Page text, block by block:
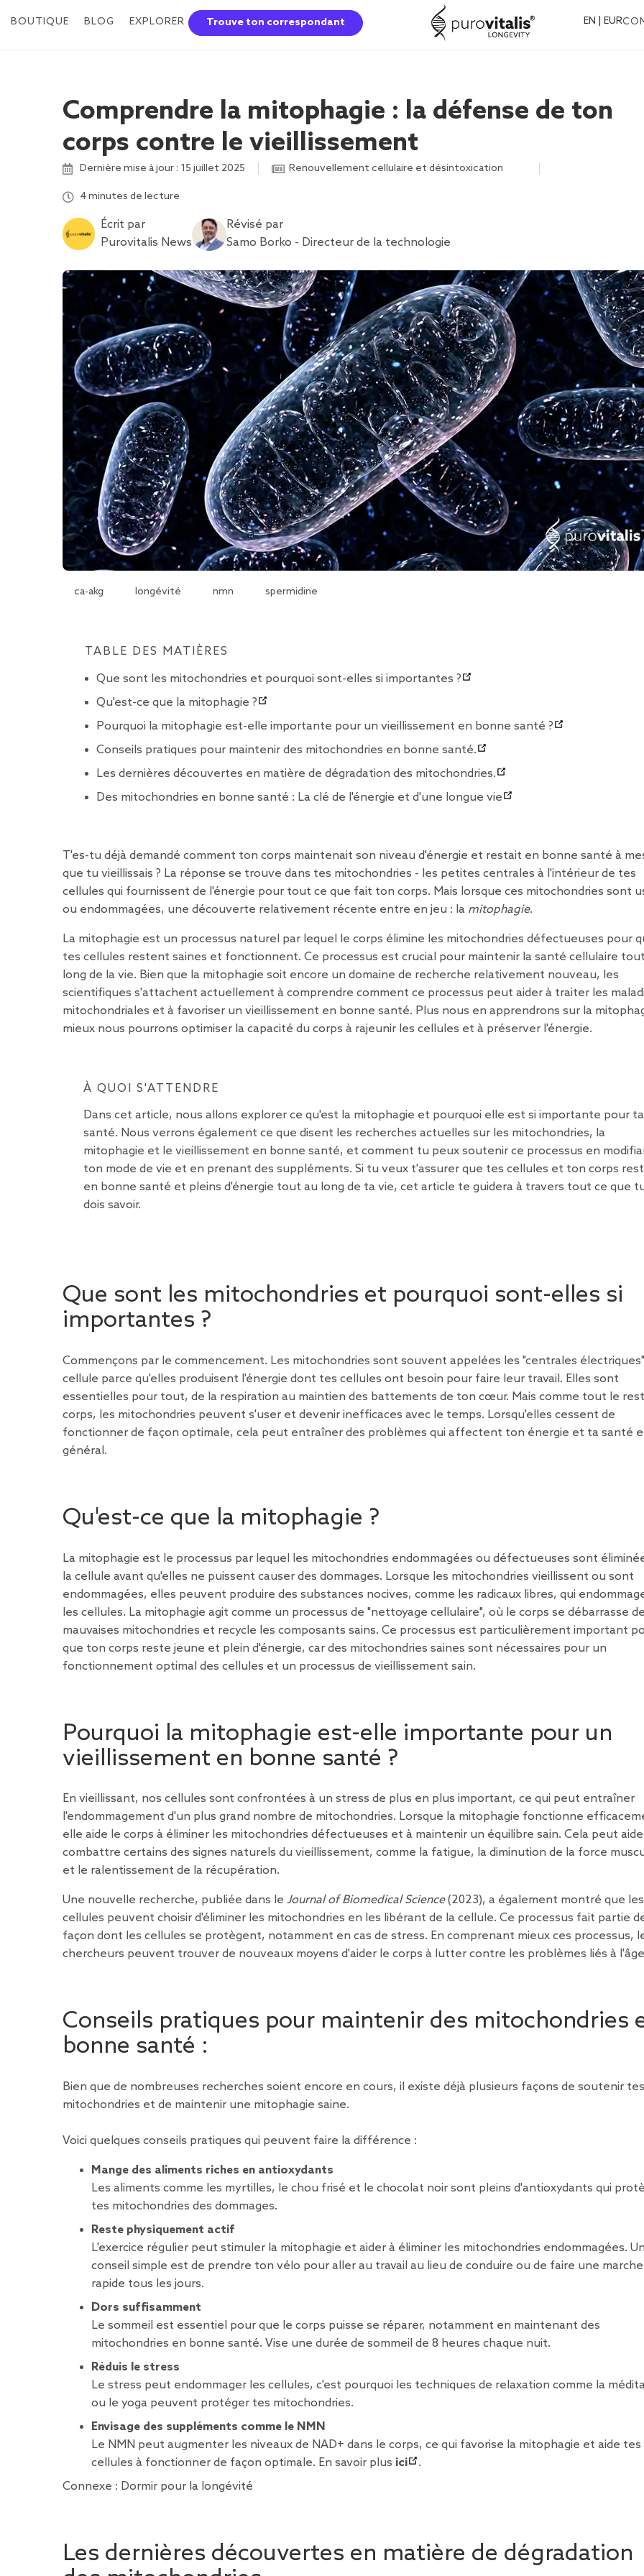
BOUTIQUE BLOG EXPLORER Trouve ton correspondant EN | EUR
Comprendre la mitophagie : la défense de ton
corps contre le vieillissement
Dernière mise à jour : 15 juillet 2025 Renouvellement cellulaire et désintoxication
4 minutes de lecture
Écrit par
Purovitalis News
Révisé par
Samo Borko - Directeur de la technologie
ca-akg longévité nmn spermidine
TABLE DES MATIÈRES
Que sont les mitochondries et pourquoi sont-elles si importantes ?
Qu'est-ce que la mitophagie ?
Pourquoi la mitophagie est-elle importante pour un vieillissement en bonne santé ?
Conseils pratiques pour maintenir des mitochondries en bonne santé.
Les dernières découvertes en matière de dégradation des mitochondries.
Des mitochondries en bonne santé : La clé de l'énergie et d'une longue vie
T'es-tu déjà demandé comment ton corps maintenait son niveau d'énergie et restait en bonne santé à
que tu vieillissais ? La réponse se trouve dans tes mitochondries - les petites centrales à l'intérieur de tes
cellules qui fournissent de l'énergie pour tout ce que fait ton corps. Mais lorsque ces mitochondries sont
ou endommagées, une découverte relativement récente entre en jeu : la mitophagie.
La mitophagie est un processus naturel par lequel le corps élimine les mitochondries défectueuses pour
tes cellules restent saines et fonctionnent. Ce processus est crucial pour maintenir la santé cellulaire
long de la vie. Bien que la mitophagie soit encore un domaine de recherche relativement nouveau, les
scientifiques s'attachent actuellement à comprendre comment ce processus peut aider à traiter les
mitochondriales et à favoriser un vieillissement en bonne santé. Plus nous en apprendrons sur la
mieux nous pourrons optimiser la capacité du corps à rajeunir les cellules et à préserver l'énergie.
À QUOI S'ATTENDRE
Dans cet article, nous allons explorer ce qu'est la mitophagie et pourquoi elle est si importante pour ta
santé. Nous verrons également ce que disent les recherches actuelles sur les mitochondries, la
mitophagie et le vieillissement en bonne santé, et comment tu peux soutenir ce processus en
ton mode de vie et en prenant des suppléments. Si tu veux t'assurer que tes cellules et ton corps
en bonne santé et pleins d'énergie tout au long de ta vie, cet article te guidera à travers tout ce que
dois savoir.
Que sont les mitochondries et pourquoi sont-elles si
importantes ?
Commençons par le commencement. Les mitochondries sont souvent appelées les "centrales
cellule parce qu'elles produisent l'énergie dont tes cellules ont besoin pour faire leur travail. Elles sont
essentielles pour tout, de la respiration au maintien des battements de ton cœur. Mais comme tout le
corps, les mitochondries peuvent s'user et devenir inefficaces avec le temps. Lorsqu'elles cessent de
fonctionner de façon optimale, cela peut entraîner des problèmes qui affectent ton énergie et ta santé
général.
Qu'est-ce que la mitophagie ?
La mitophagie est le processus par lequel les mitochondries endommagées ou défectueuses sont
la cellule avant qu'elles ne puissent causer des dommages. Lorsque les mitochondries vieillissent ou sont
endommagées, elles peuvent produire des substances nocives, comme les radicaux libres, qui
les cellules. La mitophagie agit comme un processus de "nettoyage cellulaire", où le corps se débarrasse
mauvaises mitochondries et recycle les composants sains. Ce processus est particulièrement important
que ton corps reste jeune et plein d'énergie, car des mitochondries saines sont nécessaires pour un
fonctionnement optimal des cellules et un processus de vieillissement sain.
Pourquoi la mitophagie est-elle importante pour un
vieillissement en bonne santé ?
En vieillissant, nos cellules sont confrontées à un stress de plus en plus important, ce qui peut entraîner
l'endommagement d'un plus grand nombre de mitochondries. Lorsque la mitophagie fonctionne
elle aide le corps à éliminer les mitochondries défectueuses et à maintenir un équilibre sain. Cela peut
combattre certains des signes naturels du vieillissement, comme la fatigue, la diminution de la force
et le ralentissement de la récupération.
Une nouvelle recherche, publiée dans le Journal of Biomedical Science(2023), a également montré que les
cellules peuvent choisir d'éliminer les mitochondries en les libérant de la cellule. Ce processus fait partie
façon dont les cellules se protègent, notamment en cas de stress. En comprenant mieux ces processus,
chercheurs peuvent trouver de nouveaux moyens d'aider le corps à lutter contre les problèmes liés à
Conseils pratiques pour maintenir des mitochondries
bonne santé :
Bien que de nombreuses recherches soient encore en cours, il existe déjà plusieurs façons de soutenir tes
mitochondries et de maintenir une mitophagie saine.
Voici quelques conseils pratiques qui peuvent faire la différence :
Mange des aliments riches en antioxydants
Les aliments comme les myrtilles, le chou frisé et le chocolat noir sont pleins d'antioxydants qui
tes mitochondries des dommages.
Reste physiquement actif
L'exercice régulier peut stimuler la mitophagie et aider à éliminer les mitochondries endommagées. Un
conseil simple est de prendre ton vélo pour aller au travail au lieu de conduire ou de faire une marche
rapide tous les jours.
Dors suffisamment
Le sommeil est essentiel pour que le corps puisse se réparer, notamment en maintenant des
mitochondries en bonne santé. Vise une durée de sommeil de 8 heures chaque nuit.
Réduis le stress
Le stress peut endommager les cellules, c'est pourquoi les techniques de relaxation comme la
ou le yoga peuvent protéger tes mitochondries.
Envisage des suppléments comme le NMN
Le NMN peut augmenter les niveaux de NAD+ dans le corps, ce qui favorise la mitophagie et aide tes
cellules à fonctionner de façon optimale. En savoir plus ici
.
Connexe : Dormir pour la longévité
Les dernières découvertes en matière de dégradation